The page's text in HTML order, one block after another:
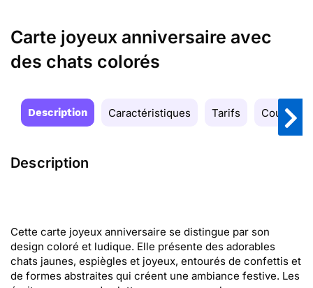
Carte joyeux anniversaire avec
des chats colorés
Description Caractéristiques Tarifs Couleurs
Description
Cette carte joyeux anniversaire se distingue par son
design coloré et ludique. Elle présente des adorables
chats jaunes, espiègles et joyeux, entourés de confettis et
de formes abstraites qui créent une ambiance festive. Les